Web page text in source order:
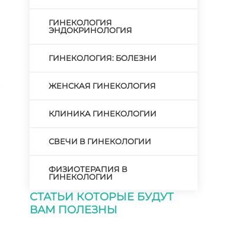
ГИНЕКОЛОГИЯ
ЭНДОКРИНОЛОГИЯ
ГИНЕКОЛОГИЯ: БОЛЕЗНИ
ЖЕНСКАЯ ГИНЕКОЛОГИЯ
КЛИНИКА ГИНЕКОЛОГИИ
СВЕЧИ В ГИНЕКОЛОГИИ
ФИЗИОТЕРАПИЯ В
ГИНЕКОЛОГИИ
СТАТЬИ КОТОРЫЕ БУДУТ
ВАМ ПОЛЕЗНЫ